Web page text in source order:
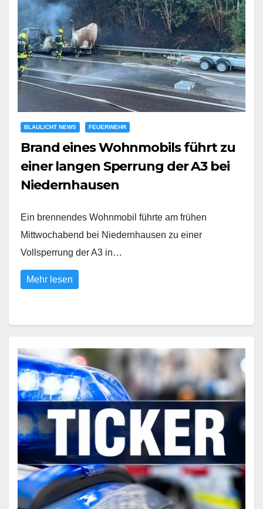
BLAULICHT NEWS FEUERWEHR
Brand eines Wohnmobils führt zu
einer langen Sperrung der A3 bei
Niedernhausen
Ein brennendes Wohnmobil führte am frühen
Mittwochabend bei Niedernhausen zu einer
Vollsperrung der A3 in…
Mehr lesen